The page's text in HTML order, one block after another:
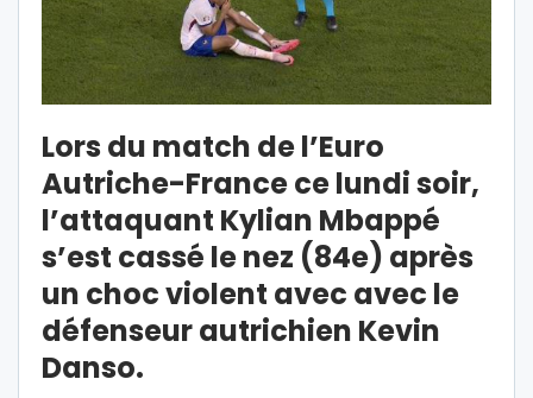
Lors du match de l’Euro
Autriche-France ce lundi soir,
l’attaquant Kylian Mbappé
s’est cassé le nez (84e) après
un choc violent avec avec le
défenseur autrichien Kevin
Danso.